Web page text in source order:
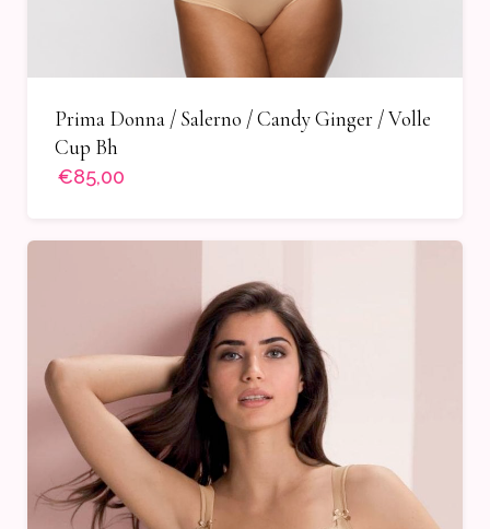
Prima Donna / Salerno / Candy Ginger / Volle
Cup Bh
€85,00